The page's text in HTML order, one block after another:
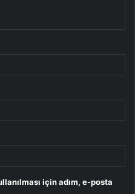
için adım, e-posta